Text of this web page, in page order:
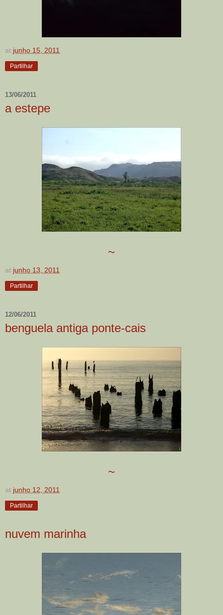
at junho 15, 2011
Partilhar
13/06/2011
a estepe
~
at junho 13, 2011
Partilhar
12/06/2011
benguela antiga ponte-cais
~
at junho 12, 2011
Partilhar
nuvem marinha